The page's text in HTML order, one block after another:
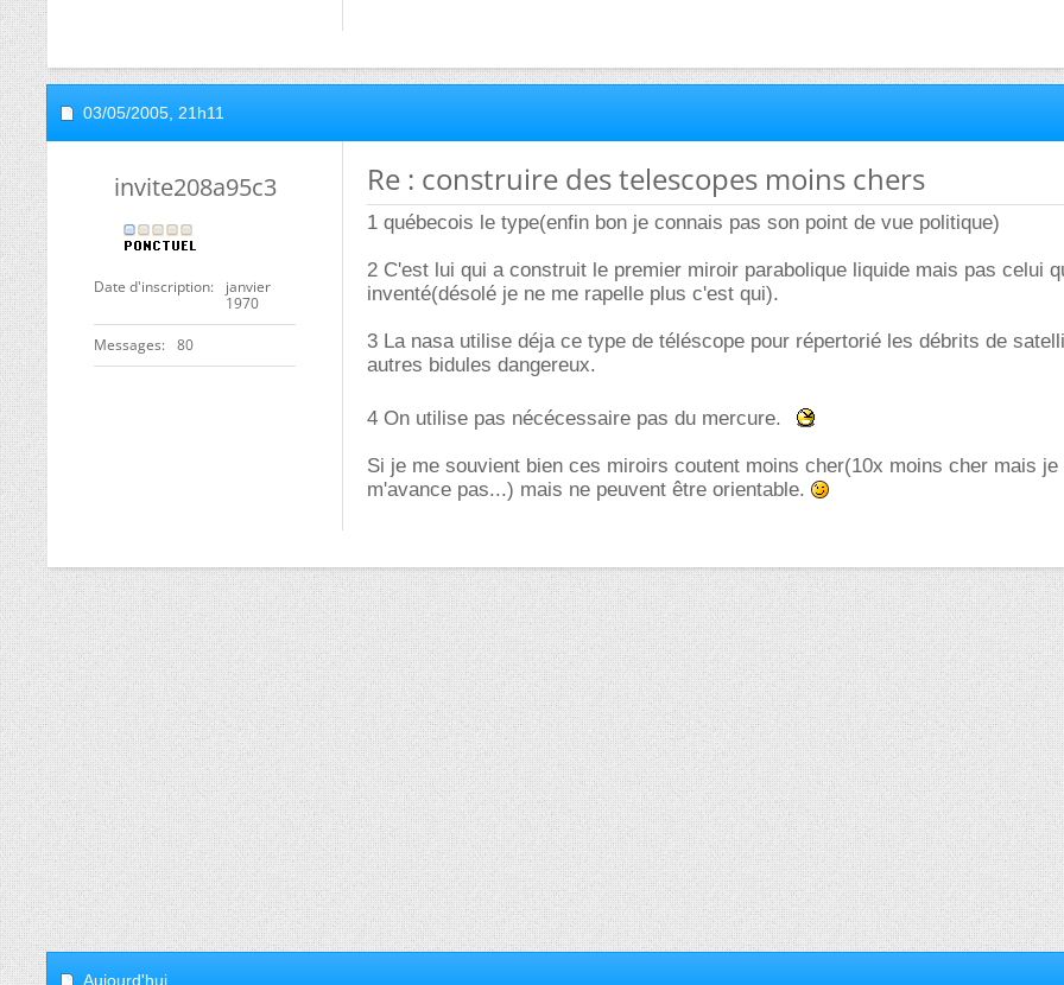
03/05/2005, 21h11
invite208a95c3
Date d'inscription
janvier
1970
Messages 80
Re : construire des telescopes moins chers
1 québecois le type(enfin bon je connais pas son point de vue politique)
2 C'est lui qui a construit le premier miroir parabolique liquide mais pas celui
inventé(désolé je ne me rapelle plus c'est qui).
3 La nasa utilise déja ce type de téléscope pour répertorié les débrits de
autres bidules dangereux.
4 On utilise pas nécécessaire pas du mercure.
Si je me souvient bien ces miroirs coutent moins cher(10x moins cher mais je
m'avance pas...) mais ne peuvent être orientable.
Aujourd'hui